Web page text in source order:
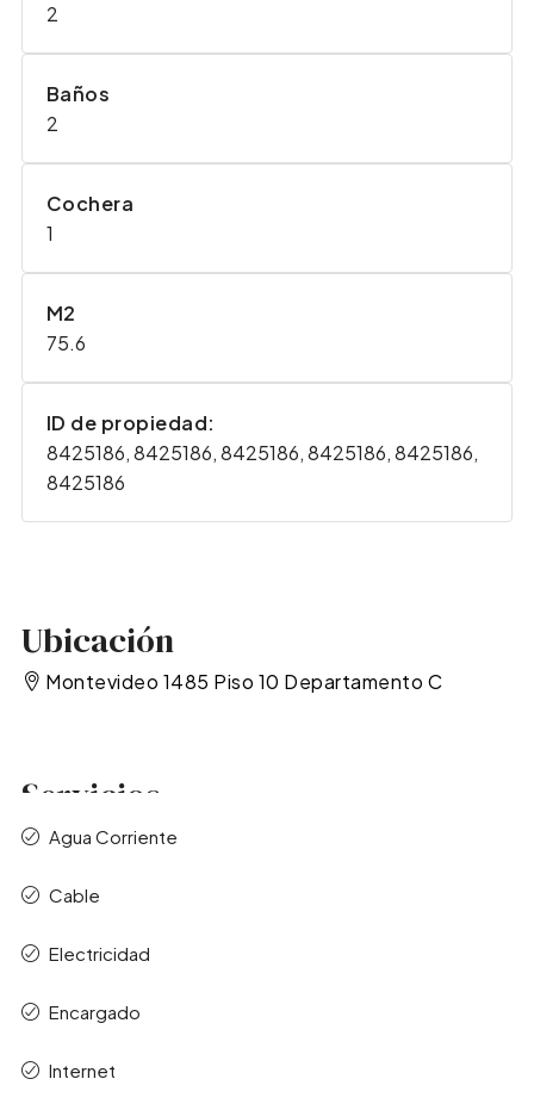
2
Baños
2
Cochera
1
M2
75.6
ID de propiedad:
8425186, 8425186, 8425186, 8425186, 8425186,
8425186
Ubicación
Montevideo 1485 Piso 10 Departamento C
Servicios
Agua Corriente
Cable
Electricidad
Encargado
Internet